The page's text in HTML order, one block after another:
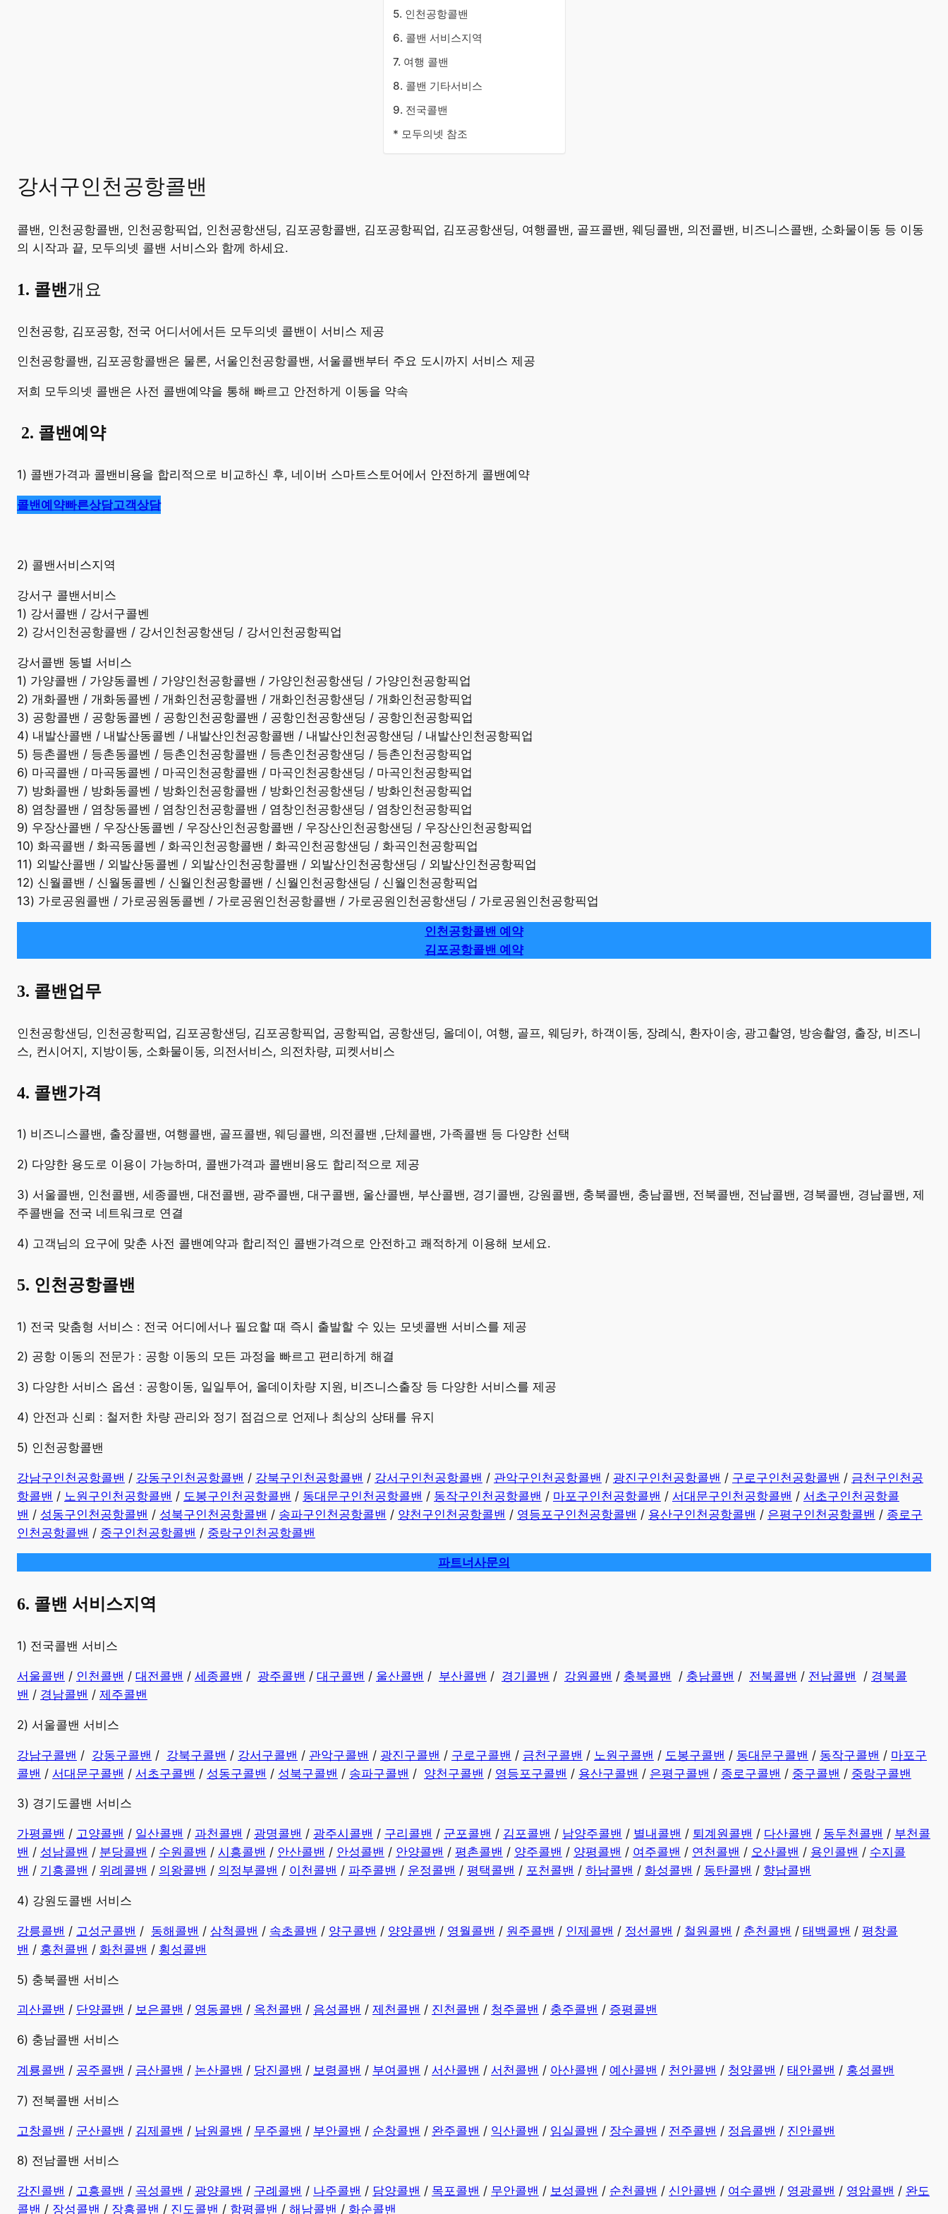
5. 인천공항콜밴
6. 콜밴 서비스지역
7. 여행 콜밴
8. 콜밴 기타서비스
9. 전국콜밴
* 모두의넷 참조
강서구인천공항콜밴
콜밴, 인천공항콜밴, 인천공항픽업, 인천공항샌딩, 김포공항콜밴, 김포공항픽업, 김포공항샌딩, 여행콜밴, 골프콜밴, 웨딩콜밴, 의전콜밴, 비즈니스콜밴, 소화물이동 등 이동
의 시작과 끝, 모두의넷 콜밴 서비스와 함께 하세요.
​1. 콜밴개요
​인천공항, 김포공항, 전국 어디서에서든 모두의넷 콜밴이 서비스 제공
인천공항콜밴, 김포공항콜밴은 물론, 서울인천공항콜밴, 서울콜밴부터 주요 도시까지 서비스 제공
저희 모두의넷 콜밴은 사전 콜밴예약을 통해 빠르고 안전하게 이동을 약속
2. 콜밴예약
1) 콜밴가격과 콜밴비용을 합리적으로 비교하신 후, 네이버 스마트스토어에서 안전하게 콜밴예약
콜밴예약빠른상담고객상담
2) 콜밴서비스지역
강서구 콜밴서비스
1) 강서콜밴 / 강서구콜벤
2) 강서인천공항콜밴 / 강서인천공항샌딩 / 강서인천공항픽업
강서콜밴 동별 서비스
1) 가양콜밴 / 가양동콜벤 / 가양인천공항콜밴 / 가양인천공항샌딩 / 가양인천공항픽업
2) 개화콜밴 / 개화동콜벤 / 개화인천공항콜밴 / 개화인천공항샌딩 / 개화인천공항픽업
3) 공항콜밴 / 공항동콜벤 / 공항인천공항콜밴 / 공항인천공항샌딩 / 공항인천공항픽업
4) 내발산콜밴 / 내발산동콜벤 / 내발산인천공항콜밴 / 내발산인천공항샌딩 / 내발산인천공항픽업
5) 등촌콜밴 / 등촌동콜벤 / 등촌인천공항콜밴 / 등촌인천공항샌딩 / 등촌인천공항픽업
6) 마곡콜밴 / 마곡동콜벤 / 마곡인천공항콜밴 / 마곡인천공항샌딩 / 마곡인천공항픽업
7) 방화콜밴 / 방화동콜벤 / 방화인천공항콜밴 / 방화인천공항샌딩 / 방화인천공항픽업
8) 염창콜밴 / 염창동콜벤 / 염창인천공항콜밴 / 염창인천공항샌딩 / 염창인천공항픽업
9) 우장산콜밴 / 우장산동콜벤 / 우장산인천공항콜밴 / 우장산인천공항샌딩 / 우장산인천공항픽업
10) 화곡콜밴 / 화곡동콜벤 / 화곡인천공항콜밴 / 화곡인천공항샌딩 / 화곡인천공항픽업
11) 외발산콜밴 / 외발산동콜벤 / 외발산인천공항콜밴 / 외발산인천공항샌딩 / 외발산인천공항픽업
12) 신월콜밴 / 신월동콜벤 / 신월인천공항콜밴 / 신월인천공항샌딩 / 신월인천공항픽업
13) 가로공원콜밴 / 가로공원동콜벤 / 가로공원인천공항콜밴 / 가로공원인천공항샌딩 / 가로공원인천공항픽업
인천공항콜밴 예약
김포공항콜밴 예약
3. 콜밴업무
​인천공항샌딩, 인천공항픽업, 김포공항샌딩, 김포공항픽업, 공항픽업, 공항샌딩, 올데이, 여행, 골프, 웨딩카, 하객이동, 장례식, 환자이송, 광고촬영, 방송촬영, 출장, 비즈니
스, 컨시어지, 지방이동, 소화물이동, 의전서비스, 의전차량, 피켓서비스
4. 콜밴가격
​1) 비즈니스콜밴, 출장콜밴, 여행콜밴, 골프콜밴, 웨딩콜밴, 의전콜밴 ,단체콜밴, 가족콜밴 등 다양한 선택
2) 다양한 용도로 이용이 가능하며, 콜밴가격과 콜밴비용도 합리적으로 제공
3) 서울콜밴, 인천콜밴, 세종콜밴, 대전콜밴, 광주콜밴, 대구콜밴, 울산콜밴, 부산콜밴, 경기콜밴, 강원콜밴, 충북콜밴, 충남콜밴, 전북콜밴, 전남콜밴, 경북콜밴, 경남콜밴, 제
주콜밴을 전국 네트워크로 연결
4) 고객님의 요구에 맞춘 사전 콜밴예약과 합리적인 콜밴가격으로 안전하고 쾌적하게 이용해 보세요.
5. 인천공항콜밴
​1) 전국 맞춤형 서비스 : 전국 어디에서나 필요할 때 즉시 출발할 수 있는 모넷콜밴 서비스를 제공
2) 공항 이동의 전문가 : 공항 이동의 모든 과정을 빠르고 편리하게 해결
3) 다양한 서비스 옵션 : 공항이동, 일일투어, 올데이차량 지원, 비즈니스출장 등 다양한 서비스를 제공
4) 안전과 신뢰 : 철저한 차량 관리와 정기 점검으로 언제나 최상의 상태를 유지
5) 인천공항콜밴
강남구인천공항콜밴 / 강동구인천공항콜밴 / 강북구인천공항콜밴 / 강서구인천공항콜밴 / 관악구인천공항콜밴 / 광진구인천공항콜밴 / 구로구인천공항콜밴 / 금천구인천공
항콜밴 / 노원구인천공항콜밴 / 도봉구인천공항콜밴 / 동대문구인천공항콜밴 / 동작구인천공항콜밴 / 마포구인천공항콜밴 / 서대문구인천공항콜밴 / 서초구인천공항콜
밴 / 성동구인천공항콜밴 / 성북구인천공항콜밴 / 송파구인천공항콜밴 / 양천구인천공항콜밴 / 영등포구인천공항콜밴 / 용산구인천공항콜밴 / 은평구인천공항콜밴 / 종로구
인천공항콜밴 / 중구인천공항콜밴 / 중랑구인천공항콜밴
파트너사문의
6. 콜밴 서비스지역
​1) 전국콜밴 서비스
서울콜밴 / 인천콜밴 / 대전콜밴 / 세종콜밴 / 광주콜밴 / 대구콜밴 / 울산콜밴 / 부산콜밴 / 경기콜밴 / 강원콜밴 / 충북콜밴 / 충남콜밴 / 전북콜밴 / 전남콜밴 / 경북콜
밴 / 경남콜밴 ​ / 제주콜밴
2) 서울콜밴 서비스
강남구콜밴 / 강동구콜밴 / 강북구콜밴 / 강서구콜밴 / 관악구콜밴 / 광진구콜밴 / 구로구콜밴 / 금천구콜밴 / 노원구콜밴 / 도봉구콜밴 / 동대문구콜밴 / 동작구콜밴 / 마포구
콜밴 / 서대문구콜밴 / 서초구콜밴 / 성동구콜밴 / 성북구콜밴 / 송파구콜밴 / 양천구콜밴 / 영등포구콜밴 / 용산구콜밴 / 은평구콜밴 / 종로구콜밴 / 중구콜밴 / 중랑구콜밴
3) 경기도콜밴 서비스
가평콜밴 / 고양콜밴 / 일산콜밴 / 과천콜밴 / 광명콜밴 / 광주시콜밴 / 구리콜밴 / 군포콜밴 / 김포콜밴 / 남양주콜밴 / 별내콜밴 / 퇴계원콜밴 / 다산콜밴 / 동두천콜밴 / 부천콜
밴 / 성남콜밴 / 분당콜밴 / 수원콜밴 / 시흥콜밴 / 안산콜밴 / 안성콜밴 / 안양콜밴 / 평촌콜밴 / 양주콜밴 / 양평콜밴 / 여주콜밴 / 연천콜밴 / 오산콜밴 / 용인콜밴 / 수지콜
밴 / 기흥콜밴 / 위례콜밴 / 의왕콜밴 / 의정부콜밴 / 이천콜밴 / 파주콜밴 / 운정콜밴 / 평택콜밴 / 포천콜밴 / 하남콜밴 / 화성콜밴 / 동탄콜밴 / 향남콜밴
4) 강원도콜밴 서비스
강릉콜밴 / 고성군콜밴 / 동해콜밴 / 삼척콜밴 / 속초콜밴 / 양구콜밴 / 양양콜밴 / 영월콜밴 / 원주콜밴 / 인제콜밴 / 정선콜밴 / 철원콜밴 / 춘천콜밴 / 태백콜밴 / 평창콜
밴 / 홍천콜밴 / 화천콜밴 / 횡성콜밴
5) 충북콜밴 서비스
괴산콜밴 / 단양콜밴 / 보은콜밴 / 영동콜밴 / 옥천콜밴 / 음성콜밴 / 제천콜밴 / 진천콜밴 / 청주콜밴 / 충주콜밴 / 증평콜밴
6) 충남콜밴 서비스
계룡콜밴 / 공주콜밴 / 금산콜밴 / 논산콜밴 / 당진콜밴 / 보령콜밴 / 부여콜밴 / 서산콜밴 / 서천콜밴 / 아산콜밴 / 예산콜밴 / 천안콜밴 / 청양콜밴 / 태안콜밴 / 홍성콜밴
7) 전북콜밴 서비스
고창콜밴 / 군산콜밴 / 김제콜밴 / 남원콜밴 / 무주콜밴 / 부안콜밴 / 순창콜밴 / 완주콜밴 / 익산콜밴 / 임실콜밴 / 장수콜밴 / 전주콜밴 / 정읍콜밴 / 진안콜밴
8) 전남콜밴 서비스
강진콜밴 / 고흥콜밴 / 곡성콜밴 / 광양콜밴 / 구례콜밴 / 나주콜밴 / 담양콜밴 / 목포콜밴 / 무안콜밴 / 보성콜밴 / 순천콜밴 / 신안콜밴 / 여수콜밴 / 영광콜밴 / 영암콜밴 / 완도
콜밴 / 장성콜밴 / 장흥콜밴 / 진도콜밴 / 함평콜밴 / 해남콜밴 / 화순콜밴